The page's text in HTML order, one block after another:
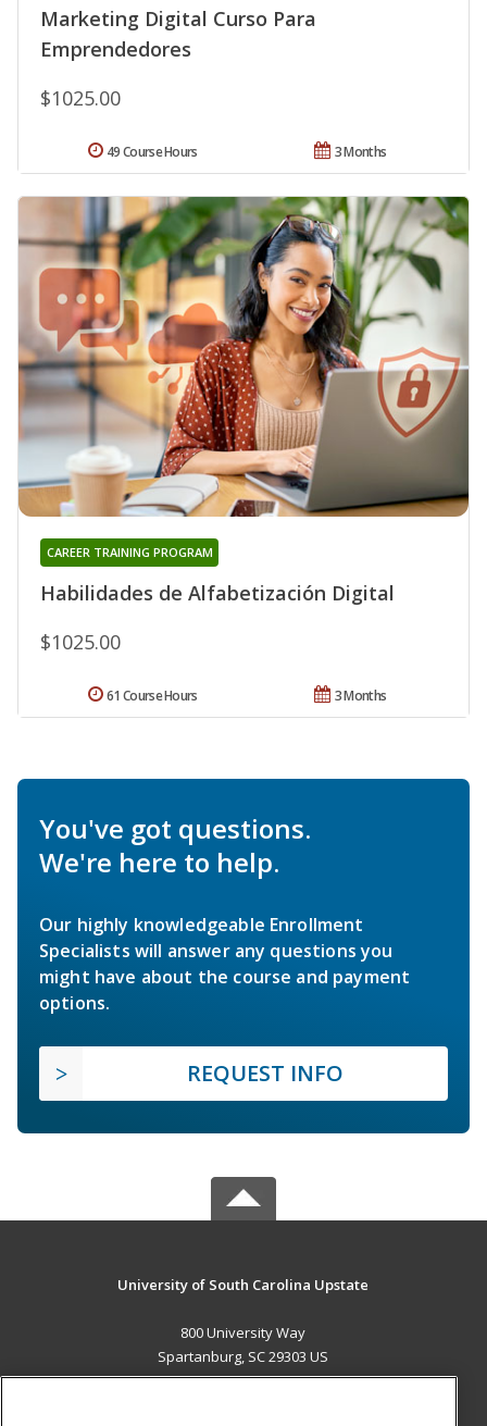
Marketing Digital Curso Para
Emprendedores
$1025.00
3 Months
49 Course Hours
Habilidades de Alfabetización Digital
CAREER TRAINING PROGRAM
$1025.00
3 Months
61 Course Hours
You've got questions.
We're here to help.
Our highly knowledgeable Enrollment
Specialists will answer any questions you
might have about the course and payment
options.
REQUEST INFO
University of South Carolina Upstate
800 University Way
Spartanburg, SC 29303 US